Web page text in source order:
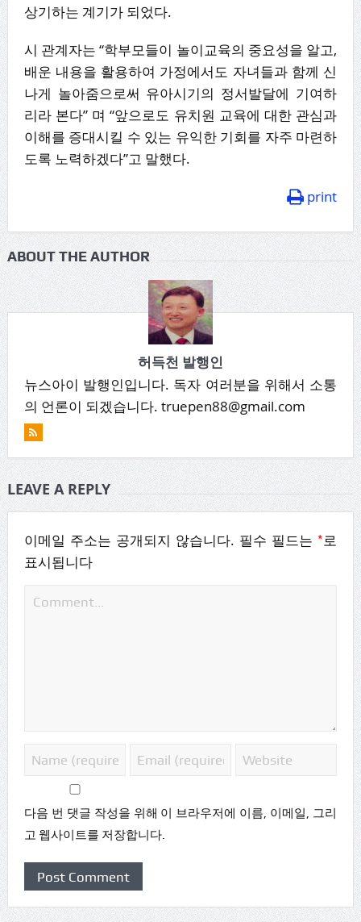
상기하는 계기가 되었다.
시 관계자는 “학부모들이 놀이교육의 중요성을 알고,
배운 내용을 활용하여 가정에서도 자녀들과 함께 신
나게 놀아줌으로써 유아시기의 정서발달에 기여하
리라 본다” 며 “앞으로도 유치원 교육에 대한 관심과
이해를 증대시킬 수 있는 유익한 기회를 자주 마련하
도록 노력하겠다”고 말했다.
print
ABOUT THE AUTHOR
허득천 발행인
뉴스아이 발행인입니다. 독자 여러분을 위해서 소통
의 언론이 되겠습니다. truepen88@gmail.com
LEAVE A REPLY
이메일 주소는 공개되지 않습니다. 필수 필드는*로
표시됩니다
다음 번 댓글 작성을 위해 이 브라우저에 이름, 이메일, 그리
고 웹사이트를 저장합니다.